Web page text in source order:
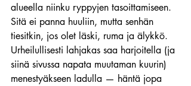
alueella niinku ryppyjen tasoittamiseen.
Sitä ei panna huuliin, mutta senhän
tiesitkin, jos olet läski, ruma ja älykkö.
Urheilullisesti lahjakas saa harjoitella (ja
siinä sivussa napata muutaman kuurin)
menestyäkseen ladulla — häntä jopa